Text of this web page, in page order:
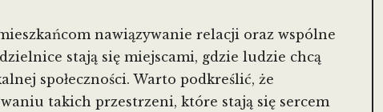
nawiązywanie relacji oraz wspólne
stają się miejscami, gdzie ludzie chcą
społeczności. Warto podkreślić, że
takich przestrzeni, które stają się sercem